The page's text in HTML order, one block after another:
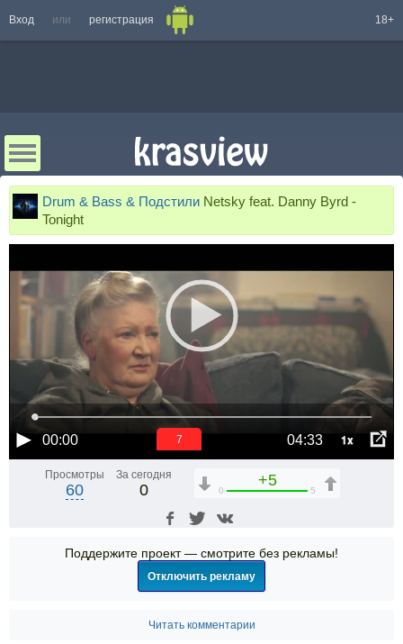
Вход или регистрация 18+
Drum & Bass & Подстили Netsky feat. Danny Byrd -
Tonight
00:00 04:33 1x
6
Просмотры
60
За сегодня
0
+5
0 5
Поддержите проект — смотрите без рекламы!
Отключить рекламу
Читать комментарии